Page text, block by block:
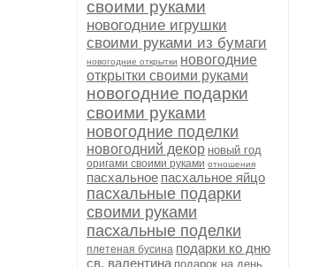
своими руками
новогодние игрушки
своими руками из бумаги
новогодние открытки новогодние
открытки своими руками
новогодние подарки
своими руками
новогодние поделки
новогодний декор новый год
оригами своими руками отношения
пасхальное пасхальное яйцо
пасхальные подарки
своими руками
пасхальные поделки
плетеная бусина подарки ко дню
св. валентина подарок на день